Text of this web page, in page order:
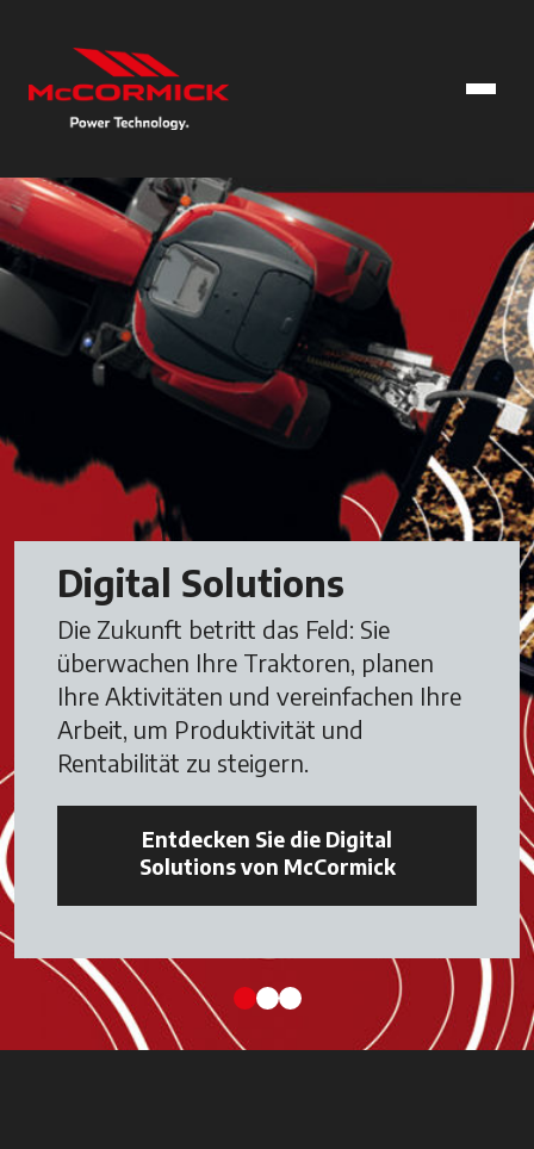
Digital Solutions
Die Zukunft betritt das Feld: Sie
überwachen Ihre Traktoren, planen
Ihre Aktivitäten und vereinfachen Ihre
Arbeit, um Produktivität und
Rentabilität zu steigern.
Entdecken Sie die Digital
Solutions von McCormick